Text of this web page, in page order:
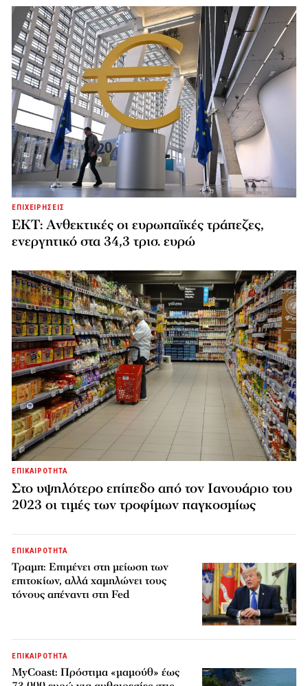
ΕΠΙΧΕΙΡΗΣΕΙΣ
ΕΚΤ: Ανθεκτικές οι ευρωπαϊκές τράπεζες,
ενεργητικό στα 34,3 τρισ. ευρώ
ΕΠΙΚΑΙΡΟΤΗΤΑ
Στο υψηλότερο επίπεδο από τον Ιανουάριο του
2023 οι τιμές των τροφίμων παγκοσμίως
ΕΠΙΚΑΙΡΟΤΗΤΑ
Τραμπ: Επιμένει στη μείωση των
επιτοκίων, αλλά χαμηλώνει τους
τόνους απέναντι στη Fed
ΕΠΙΚΑΙΡΟΤΗΤΑ
MyCoast: Πρόστιμα «μαμούθ» έως